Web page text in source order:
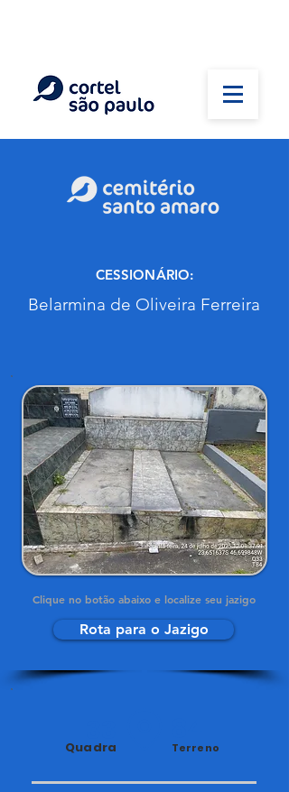
CESSIONÁRIO:
Belarmina de Oliveira Ferreira
Clique no botão abaixo e localize seu jazigo
Rota para o Jazigo
Quadra Terreno